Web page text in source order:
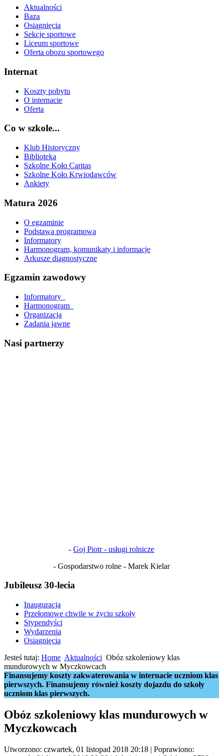
Aktualności
Baza
Osiągnięcia
Sekcje sportowe
Liceum sportowe
Oferta obozu sportowego
Internat
Koszty pobytu
O internacie
Oferta
Co w szkole...
Klub Historyczny
Biblioteka
Szkolne Koło Caritas
Szkolne Koło Krwiodawców
Ankiety
Matura 2026
O egzaminie
Podstawa programowa
Informatory
Harmonogram, komunikaty i informacje
Arkusze diagnostyczne
Egzamin zawodowy
Informatory_
Harmonogram_
Organizacja
Zadania jawne
Nasi partnerzy
- Goj Piotr - usługi rolnicze
- Gospodarstwo rolne - Marek Kielar
Jubileusz 30-lecia
Inauguracja
Przełomowe chwile w życiu szkoły
Stypendyści
Wydarzenia
Osiągnięcia
Jesteś tutaj: Home Aktualności Obóz szkoleniowy klas
mundurowych w Myczkowcach
Finansujemy koszty zakwaterowania w internacie uczniom klas
pierwszych. Finansujemy również koszty dojazdu do szkoły
uczniom klas pierwszych.
Obóz szkoleniowy klas mundurowych w
Myczkowcach
Utworzono: czwartek, 01 listopad 2018 20:18 | Poprawiono: